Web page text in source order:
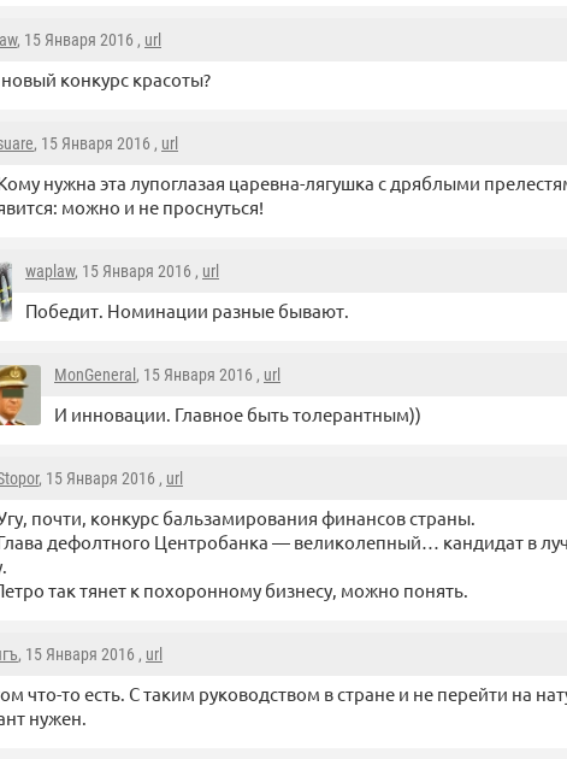
, 15 Января 2016 , url
конкурс красоты?
, 15 Января 2016 , url
нужна эта лупоглазая царевна-лягушка с дряблыми
можно и не проснуться!
waplaw, 15 Января 2016 , url
Победит. Номинации разные бывают.
MonGeneral , 15 Января 2016 , url
И инновации. Главное быть толерантным))
, 15 Января 2016 , url
почти, конкурс бальзамирования финансов страны.
дефолтного Центробанка — великолепный… кандидат в
так тянет к похоронному бизнесу, можно понять.
, 15 Января 2016 , url
что-то есть. С таким руководством в стране и не перейти на
нужен.